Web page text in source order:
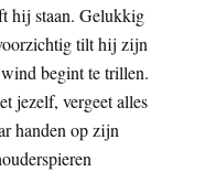
hij staan. Gelukkig
tilt hij zijn
begint te trillen.
jezelf, vergeet alles
handen op zijn